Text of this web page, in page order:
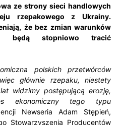
ze strony sieci handlowych
rzepakowego z Ukrainy.
że bez zmian warunków
będą stopniowo tracić
polskich przetwórców
głównie rzepaku, niestety
widzimy postępującą erozję,
ekonomiczny tego typu
Newseria Adam Stępień,
Stowarzyszenia Producentów